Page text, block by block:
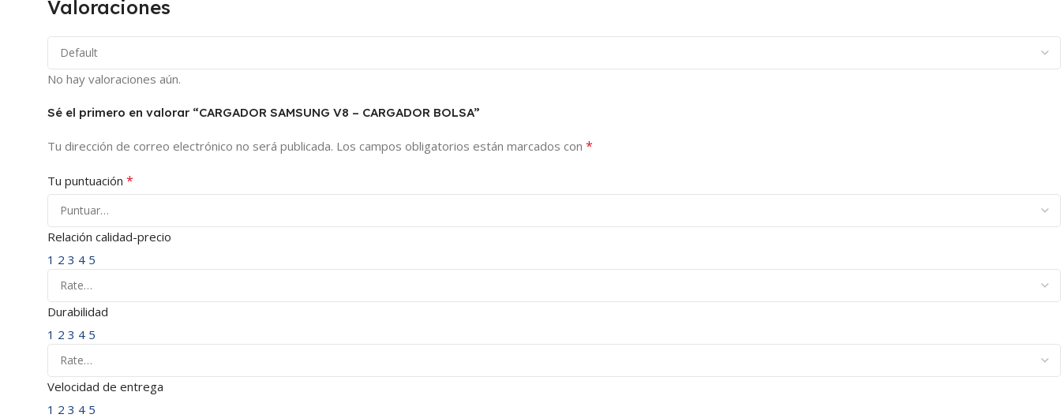
Valoraciones
No hay valoraciones aún.
Sé el primero en valorar “CARGADOR SAMSUNG V8 – CARGADOR BOLSA”
Tu dirección de correo electrónico no será publicada. Los campos obligatorios están marcados con *
Tu puntuación *
Relación calidad-precio
1 2 3 4 5
Durabilidad
1 2 3 4 5
Velocidad de entrega
1 2 3 4 5